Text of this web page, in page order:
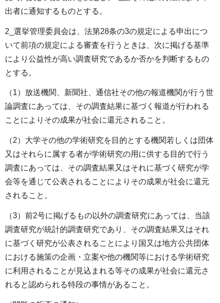
出者に通知するものとする。
2_選挙管理委員会は、法第28条の3の規定による申出につ
いて前項の規定による審査を行うときは、次に掲げる基準
により公益性が高い調査研究であるか否かを判断するもの
とする。
（1）放送機関、新聞社、通信社その他の報道機関が行う世
論調査にあっては、その調査結果に基づく報道が行われる
ことによりその成果が社会に還元されること。
（2）大学その他の学術研究を目的とする機関若しくは団体
又はそれらに属する者が学術研究の用に供する目的で行う
調査にあっては、その調査結果又はそれに基づく研究が学
会等を通じて公表されることによりその成果が社会に還元
されること。
（3）前2号に掲げるもの以外の調査研究にあっては、当該
調査研究が統計的調査研究であり、その調査結果又はそれ
に基づく研究が公表されることにより国又は地方公共団体
における施策の企画・立案や他の機関等における学術研究
に利用されることが見込まれる等その成果が社会に還元さ
れると認められる特段の事情があること。